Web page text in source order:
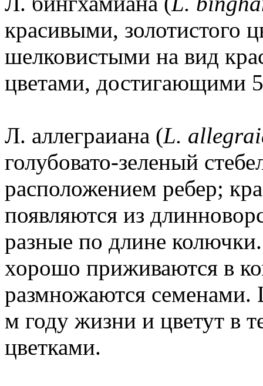
красивыми, золотистого
шелковистыми на вид
цветами, достигающими
Л. аллеграиана (L.
голубовато-зеленый
расположением ребер;
появляются из
разные по длине
хорошо приживаются в
размножаются
м году жизни и цветут в
цветками.